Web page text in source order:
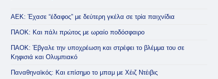
ΑΕΚ: Έχασε “έδαφος” με δεύτερη γκέλα σε τρία παιχνίδια
ΠΑΟΚ: Και πάλι πρώτος με ωραίο ποδόσφαιρο
ΠΑΟΚ: Έβγαλε την υποχρέωση και στρέφει το βλέμμα του σε
Κηφισιά και Ολυμπιακό
Παναθηναϊκός: Και επίσημο το μπαμ με Χέιζ Ντέιβις